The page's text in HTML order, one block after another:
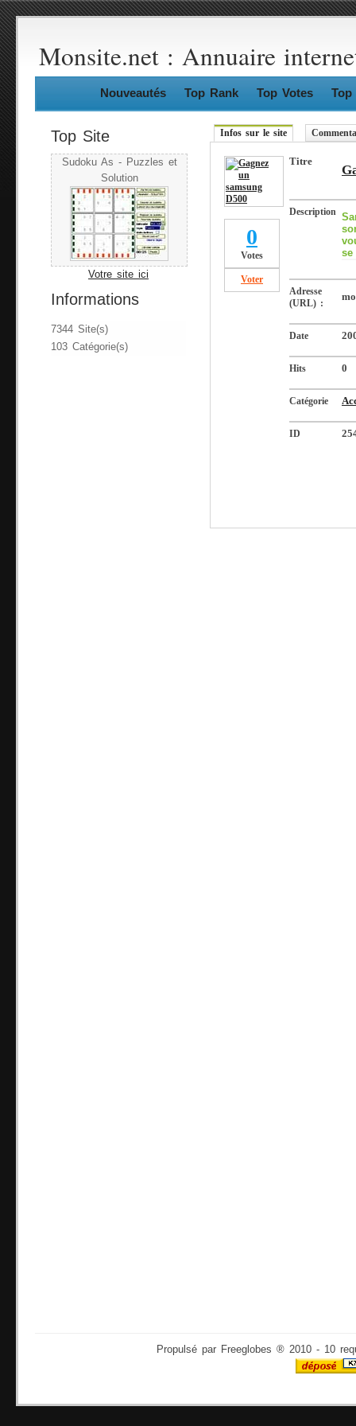
Monsite.net : Annuaire
Nouveautés Top Rank Top Votes Top
Top Site
Sudoku As - Puzzles et
Solution
Votre site ici
Informations
7344 Site(s)
103 Catégorie(s)
Infos sur le site
0
Votes
Voter
Titre
Description
se
Adresse
(URL) :
Date
Hits 0
Catégorie
ID
Propulsé par Freeglobes ® 2010 - 10